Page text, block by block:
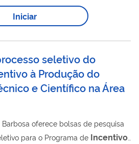
forma, o proponente pode
(pessoas físicas e jurídicas),
Iniciar
seletivo do
à Produção do
e Científico na Área
oferece bolsas de pesquisa
para o Programa de Incentivo